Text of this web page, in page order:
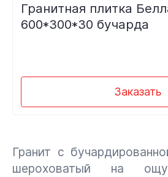
Гранитная плитка
600*300*30 бучарда
Заказать
Гранит с
шероховатый на